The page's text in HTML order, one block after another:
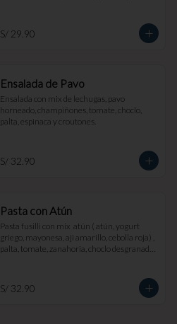
S/ 29.90
Ensalada de Pavo
Ensalada con mix de lechugas, pavo
horneado, champiñones, tomate, choclo,
palta, espinaca y croutones.
S/ 32.90
Pasta con Atún
Pasta fusilli con mix  atún ( atún, yogurt
griego, mayonesa, aji amarillo, cebolla roja) ,
palta, tomate, zanahoria, choclo desgranado
S/ 32.90